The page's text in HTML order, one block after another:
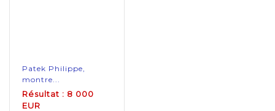
Patek Philippe,
montre...
Résultat : 8 000
EUR